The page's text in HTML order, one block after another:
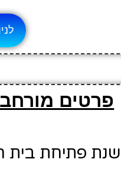
פרטים
שנת פתיחת בית